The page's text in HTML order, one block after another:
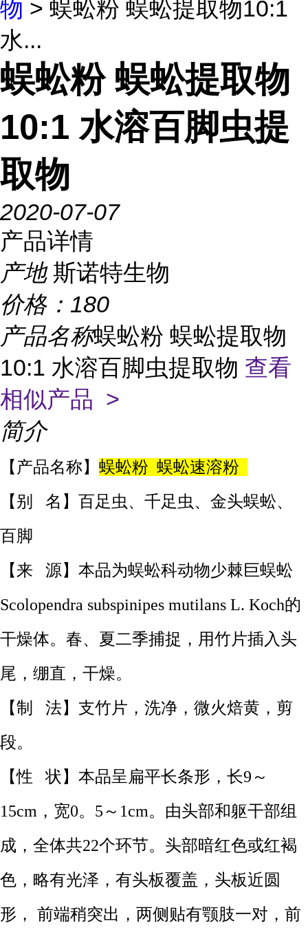
物 > 蜈蚣粉 蜈蚣提取物10:1
水...
蜈蚣粉 蜈蚣提取物
10:1 水溶百脚虫提
取物
2020-07-07
产品详情
产地 斯诺特生物
价格： 180
产品名称蜈蚣粉 蜈蚣提取物
10:1 水溶百脚虫提取物 查看
相似产品 >
简介
【产品名称】 蜈蚣粉 蜈蚣速溶粉
【别 名】百足虫、千足虫、金头蜈蚣、
百脚
【来 源】本品为蜈蚣科动物少棘巨蜈蚣
Scolopendra subspinipes mutilans L. Koch的
干燥体。春、夏二季捕捉，用竹片插入头
尾，绷直，干燥。
【制 法】支竹片，洗净，微火焙黄，剪
段。
【性 状】本品呈扁平长条形，长9～
15cm，宽0。5～1cm。由头部和躯干部组
成，全体共22个环节。头部暗红色或红褐
色，略有光泽，有头板覆盖，头板近圆
形， 前端稍突出，两侧贴有颚肢一对，前